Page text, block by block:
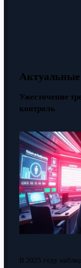
Актуальные
Ужесточение
контроль
В 2025 году